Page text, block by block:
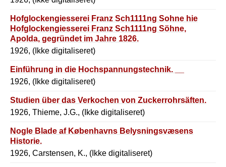
Hofglockengiesserei Franz Sch1111ng Sohne hie
Hofglockengiesserei Franz Sch1111ng Söhne,
Apolda, gegründet im Jahre 1826.
1926, (Ikke digitaliseret)
Einführung in die Hochspannungstechnik. __
1926, (Ikke digitaliseret)
Studien über das Verkochen von Zuckerrohrsäften.
1926, Thieme, J.G., (Ikke digitaliseret)
Nogle Blade af Københavns Belysningsvæsens
Historie.
1926, Carstensen, K., (Ikke digitaliseret)